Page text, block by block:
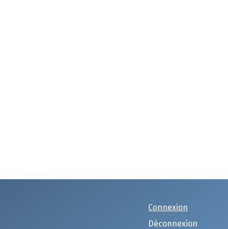
Connexion
Déconnexion